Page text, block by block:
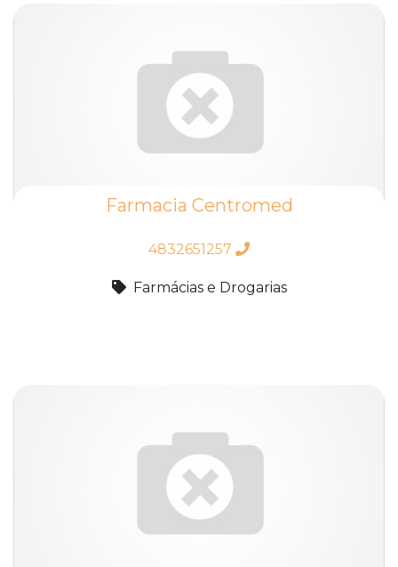
Farmacia Centromed
4832651257
Farmácias e Drogarias